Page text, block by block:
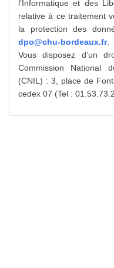
l’Informatique et des
relative à ce traitement
la protection des
dpo@chu-bordeaux.fr.
Vous disposez d’un
Commission National
(CNIL) : 3, place de
cedex 07 (Tel :